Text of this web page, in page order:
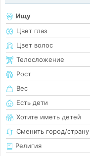
Ищу
Цвет глаз
Цвет волос
Телосложение
Рост
Вес
Есть дети
Хотите иметь детей
Сменить город/
Религия